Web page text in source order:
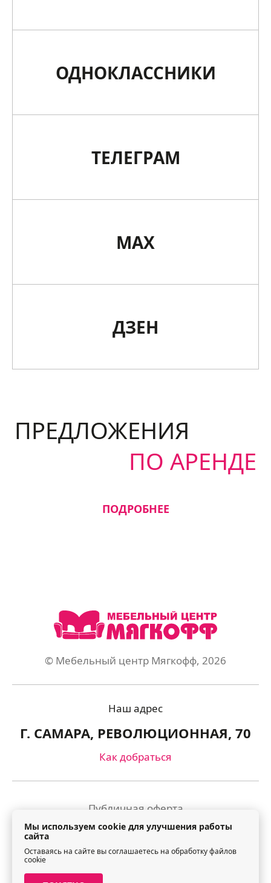
ОДНОКЛАССНИКИ
ТЕЛЕГРАМ
MAX
ДЗЕН
ПРЕДЛОЖЕНИЯ
ПО АРЕНДЕ
ПОДРОБНЕЕ
© Мебельный центр Мягкофф, 2026
Наш адрес
Г. САМАРА, РЕВОЛЮЦИОННАЯ, 70
Как добраться
Публичная оферта
Политика обработки персональных данных
Правила посещения торгового центра
Мы используем cookie для улучшения работы
сайта
Оставаясь на сайте вы соглашаетесь на обработку файлов
cookie